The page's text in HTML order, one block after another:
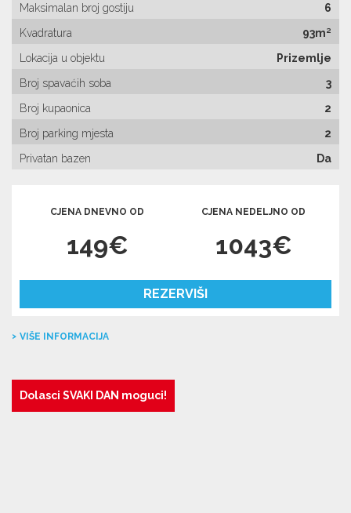
Maksimalan broj gostiju
6
Kvadratura
93m²
Lokacija u objektu
Prizemlje
Broj spavaćih soba
3
Broj kupaonica
2
Broj parking mjesta
2
Privatan bazen
Da
CJENA DNEVNO OD
149€
CJENA NEDELJNO OD
1043€
REZERVIŠI
VIŠE INFORMACIJA
Dolasci SVAKI DAN moguci!